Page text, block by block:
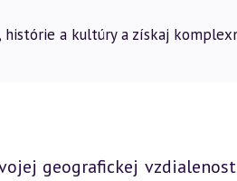
histórie a kultúry a získaj
geografickej